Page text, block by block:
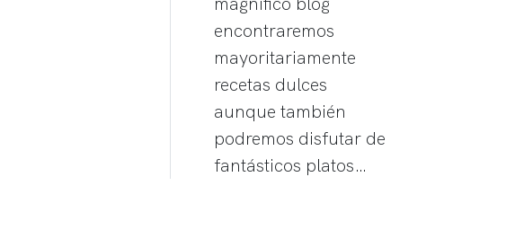
encontraremos
mayoritariamente
recetas dulces
aunque también
podremos disfutar de
fantásticos platos…